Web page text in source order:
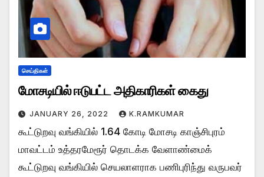
செய்திகள்
மோசடியில் ஈடுபட்ட அதிகாரிகள் கைது
JANUARY 26, 2022 K.RAMKUMAR
கூட்டுறவு வங்கியில் 1.64 கோடி மோசடி காஞ்சிபுரம்
மாவட்டம் உத்தரமேரூர் தொடக்க வேளாண்மைக்
கூட்டுறவு வங்கியில் செயலாளராக பணிபுரிந்து வருபவர்